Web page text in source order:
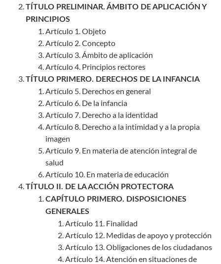
TÍTULO PRELIMINAR. ÁMBITO DE APLICACIÓN Y
PRINCIPIOS
Artículo 1. Objeto
Artículo 2. Concepto
Artículo 3. Ámbito de aplicación
Artículo 4. Principios rectores
TÍTULO PRIMERO. DERECHOS DE LA INFANCIA
Artículo 5. Derechos en general
Artículo 6. De la infancia
Artículo 7. Derecho a la identidad
Artículo 8. Derecho a la intimidad y a la propia
imagen
Artículo 9. En materia de atención integral de
salud
Artículo 10. En materia de educación
TÍTULO II. DE LA ACCIÓN PROTECTORA
CAPÍTULO PRIMERO. DISPOSICIONES
GENERALES
Artículo 11. Finalidad
Artículo 12. Medidas de apoyo y protección
Artículo 13. Obligaciones de los ciudadanos
Artículo 14. Atención en situaciones de